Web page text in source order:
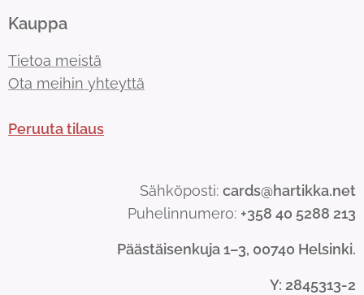
Kauppa
Tietoa meistä
Ota meihin yhteyttä
Peruuta tilaus
Sähköposti: cards@hartikka.net
Puhelinnumero: +358 40 5288 213
Päästäisenkuja 1–3, 00740 Helsinki.
Y: 2845313-2